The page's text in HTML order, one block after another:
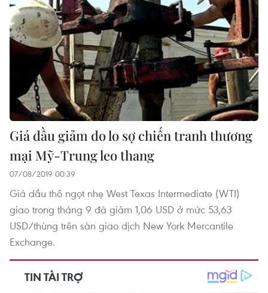
Giá dầu giảm do lo sợ chiến tranh thương
mại Mỹ-Trung leo thang
07/08/2019 00:39
Giá dầu thô ngọt nhẹ West Texas Intermediate (WTI)
giao trong tháng 9 đã giảm 1,06 USD ở mức 53,63
USD/thùng trên sàn giao dịch New York Mercantile
Exchange.